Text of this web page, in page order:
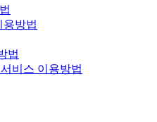
용방법
법
비스 이용방법